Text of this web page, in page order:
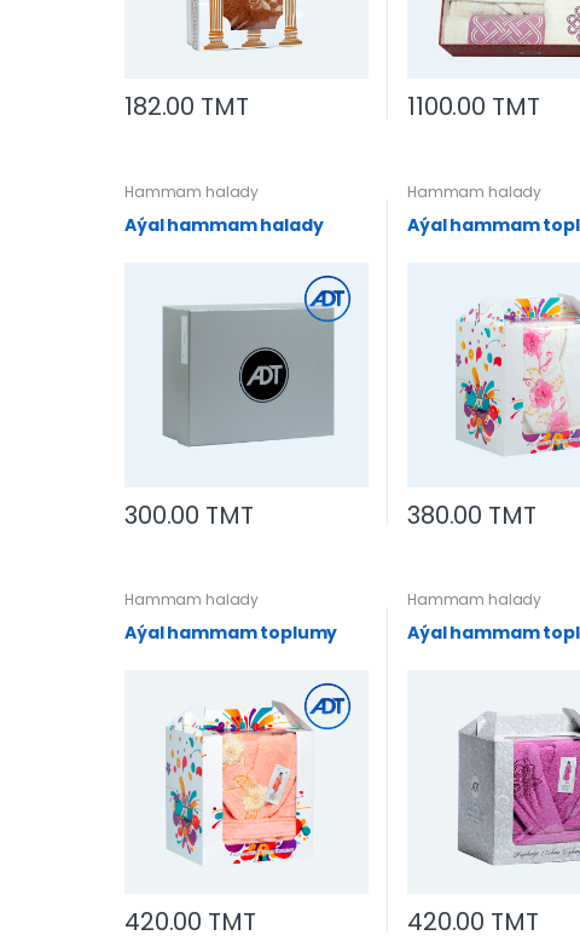
182.00 TMT 1100.00 TMT
Hammam halady
Aýal hammam halady
300.00 TMT
Hammam halady
Aýal hammam
380.00 TMT
Hammam halady
Aýal hammam toplumy
420.00 TMT
Hammam halady
Aýal hammam
420.00 TMT